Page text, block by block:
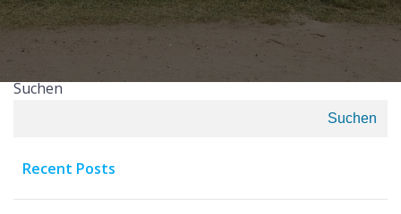
Suchen
Suchen
Recent Posts